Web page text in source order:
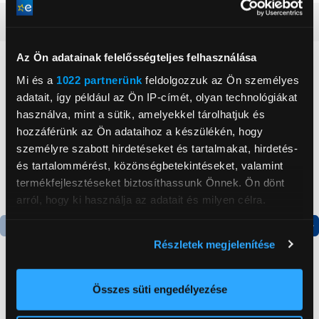
Az Ön adatainak felelősségteljes felhasználása
Mi és a 1022 partnerünk feldolgozzuk az Ön személyes
adatait, így például az Ön IP-címét, olyan technológiákat
használva, mint a sütik, amelyekkel tárolhatjuk és
hozzáférünk az Ön adataihoz a készülékén, hogy
személyre szabott hirdetéseket és tartalmakat, hirdetés-
és tartalommérést, közönségbetekintéseket, valamint
termékfejlesztéseket biztosíthassunk Önnek. Ön dönt
arról, hogy ki használja az adatait és milyen célra.
elhelyezkedéséről pár méteres pontossággal
Az Ön készülékén beazonosítása annak konkrét
Részletek megjelenítése
Összes süti engedélyezése
Neked ajánljuk
Candy CHASD4385EWC
Egyajtós hűtőszekrény
FeiyuTech KiCA
Masszázspisztoly, szürke